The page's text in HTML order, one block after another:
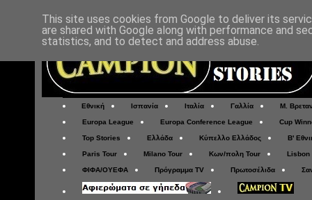
Εθνική Ισπανία Ιταλία Γαλλία Μ.
Europa League Europa Conference League Cup
Top Stories Ελλάδα Κύπελλο Ελλάδος Β'
Paris Tour Milano Tour Κων/πολη Tour Lisbon
ΦΙΦΑ/ΟΥΕΦΑ Πρόγραμμα TV Πρωτοσέλιδα
This site uses cookies from Google to deliver its
are shared with Google along with performance and
statistics, and to detect and address abuse.